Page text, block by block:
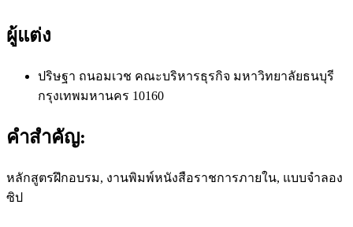
ผู้แต่ง
ปริษฐา ถนอมเวช คณะบริหารธุรกิจ มหาวิทยาลัยธนบุรี
กรุงเทพมหานคร 10160
คำสำคัญ:
หลักสูตรฝึกอบรม, งานพิมพ์หนังสือราชการภายใน, แบบจำลอง
ซิป